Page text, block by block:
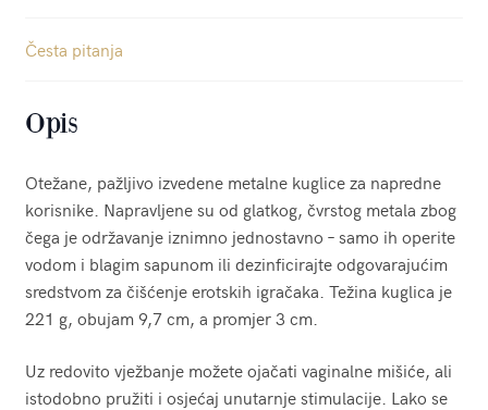
Česta pitanja
Opis
Otežane, pažljivo izvedene metalne kuglice za napredne
korisnike. Napravljene su od glatkog, čvrstog metala zbog
čega je održavanje iznimno jednostavno – samo ih operite
vodom i blagim sapunom ili dezinficirajte odgovarajućim
sredstvom za čišćenje erotskih igračaka. Težina kuglica je
221 g, obujam 9,7 cm, a promjer 3 cm.
Uz redovito vježbanje možete ojačati vaginalne mišiće, ali
istodobno pružiti i osjećaj unutarnje stimulacije. Lako se